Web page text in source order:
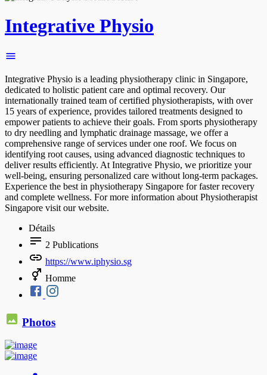
Integrative Physio
Integrative Physio is a leading physiotherapy clinic in Singapore,
dedicated to holistic patient care and optimal recovery. Our
internationally trained team of certified physiotherapists, with over
15 years of experience, provides tailored treatments designed to
empower patients to achieve their goals. From sports physiotherapy
to dry needling and lymphatic drainage massage, we offer a
comprehensive range of services under one roof. We focus on
identifying root causes, using advanced diagnostic techniques to
deliver results efficiently. At Integrative Physio, we prioritize your
well-being, ensuring personalized care without long-term packages.
Experience the best in physiotherapy Singapore for faster recovery
and complete wellness. For more information about Physiotherapist
Singapore visit our website.
Détails
2 Publications
https://www.iphysio.sg
Homme
Photos